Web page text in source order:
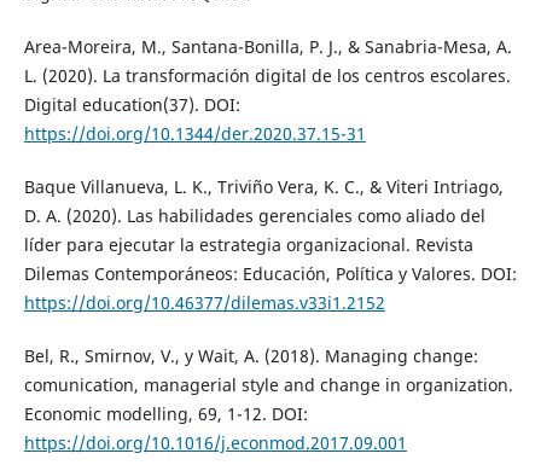
Area-Moreira, M., Santana-Bonilla, P. J., & Sanabria-Mesa, A.
L. (2020). La transformación digital de los centros escolares.
Digital education(37). DOI:
https://doi.org/10.1344/der.2020.37.15-31
Baque Villanueva, L. K., Triviño Vera, K. C., & Viteri Intriago,
D. A. (2020). Las habilidades gerenciales como aliado del
líder para ejecutar la estrategia organizacional. Revista
Dilemas Contemporáneos: Educación, Política y Valores. DOI:
https://doi.org/10.46377/dilemas.v33i1.2152
Bel, R., Smirnov, V., y Wait, A. (2018). Managing change:
comunication, managerial style and change in organization.
Economic modelling, 69, 1-12. DOI:
https://doi.org/10.1016/j.econmod.2017.09.001